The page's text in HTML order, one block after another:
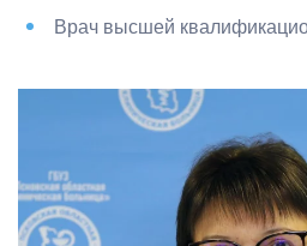
Врач высшей